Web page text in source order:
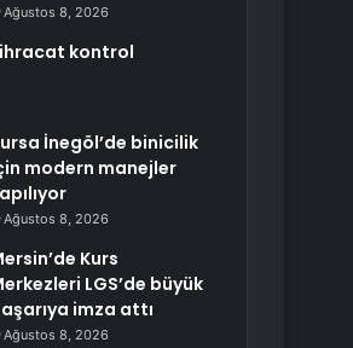
Ağustos 8, 2026
ihracat kontrol
İnegöl’de binicilik
modern manejler
Ağustos 8, 2026
Kurs
LGS’de büyük
imza attı
Ağustos 8, 2026